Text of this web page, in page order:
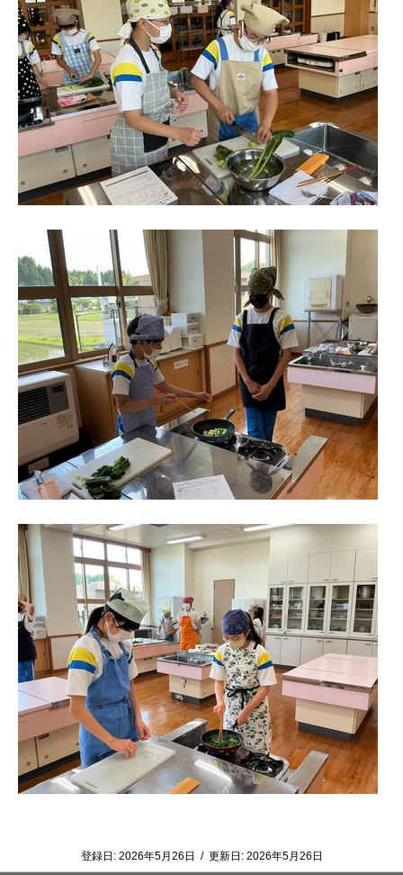
登録日: 2026年5月26日 / 更新日: 2026年5月26日